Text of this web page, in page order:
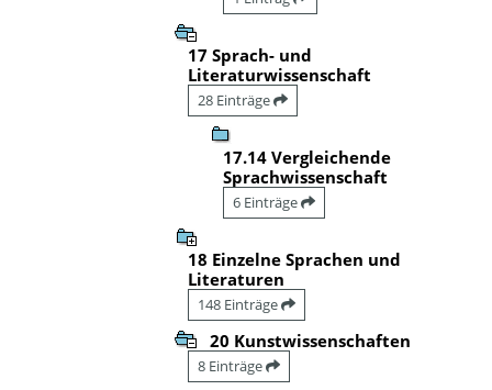
17 Sprach- und
Literaturwissenschaft
28 Einträge
17.14 Vergleichende
Sprachwissenschaft
6 Einträge
18 Einzelne Sprachen und
Literaturen
148 Einträge
20 Kunstwissenschaften
8 Einträge